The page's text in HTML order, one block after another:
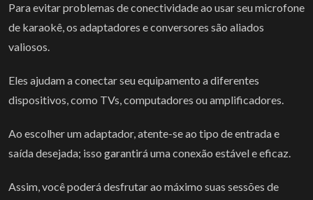
Para evitar problemas de conectividade ao usar seu microfone
de karaokê, os adaptadores e conversores são aliados
valiosos.
Eles ajudam a conectar seu equipamento a diferentes
dispositivos, como TVs, computadores ou amplificadores.
Ao escolher um adaptador, atente-se ao tipo de entrada e
saída desejada; isso garantirá uma conexão estável e eficaz.
Assim, você poderá desfrutar ao máximo suas sessões de